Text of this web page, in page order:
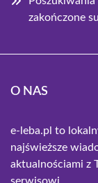
zakończone
O NAS
e-leba.pl to
najświeższe
aktualnościami z